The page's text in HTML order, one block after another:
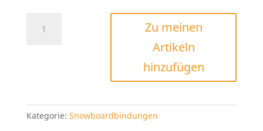
Force
Zu meinen
Artikeln
hinzufügen
Kategorie: Snowboardbindungen